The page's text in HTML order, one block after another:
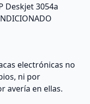
Deskjet 3054a
electrónicas no
ni por
avería en ellas.